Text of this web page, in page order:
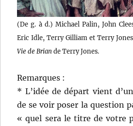
(De g. à d.) Michael Palin, John
Eric Idle, Terry Gilliam et Terry
Vie de Brian de Terry Jones.
Remarques :
* L’idée de départ vient
de se voir poser la question
« quel sera le titre de votre